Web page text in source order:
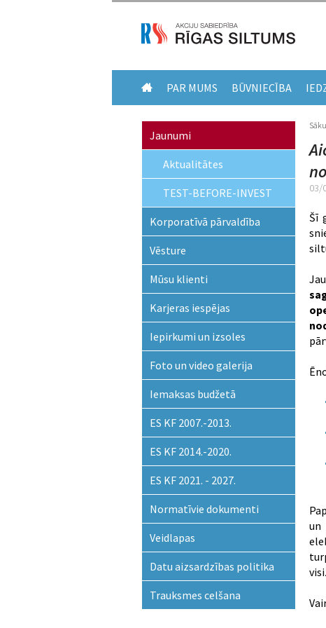
PAR MUMS BŪVNIECĪBA
03/
Šī
un
Jaunumi
Aktualitātes
TEST-BEFORE-INVEST
Korporatīvā pārvaldība
Vēsture
Mūsu klienti
Karjeras iespējas
Iepirkumi un izsoles
Foto un video galerija
Iemaksas budžetā
ES KF 2007.-2013.
ES KF 2014.-2020.
ES KF 2021. - 2027.
Normatīvie dokumenti
Veidlapas
Datu aizsardzības politika
Trauksmes celšana